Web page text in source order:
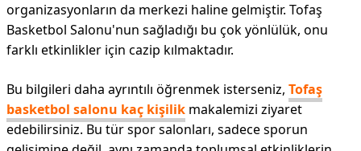
organizasyonların da merkezi haline gelmiştir. Tofaş
Basketbol Salonu'nun sağladığı bu çok yönlülük, onu
farklı etkinlikler için cazip kılmaktadır.
Bu bilgileri daha ayrıntılı öğrenmek isterseniz, Tofaş
basketbol salonu kaç kişilik makalemizi ziyaret
edebilirsiniz. Bu tür spor salonları, sadece sporun